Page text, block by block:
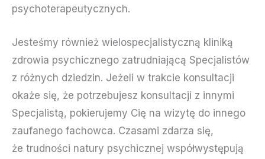
psychoterapeutycznych.
Jesteśmy również wielospecjalistyczną kliniką
zdrowia psychicznego zatrudniającą Specjalistów
z różnych dziedzin. Jeżeli w trakcie konsultacji
okaże się, że potrzebujesz konsultacji z innymi
Specjalistą, pokierujemy Cię na wizytę do innego
zaufanego fachowca. Czasami zdarza się,
że trudności natury psychicznej współwystępują